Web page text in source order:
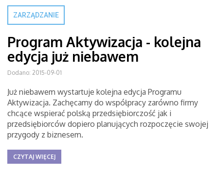
ZARZĄDZANIE
Program Aktywizacja - kolejna
edycja już niebawem
Dodano: 2015-09-01
Już niebawem wystartuje kolejna edycja Programu
Aktywizacja. Zachęcamy do współpracy zarówno firmy
chcące wspierać polską przedsiębiorczość jak i
przedsiębiorców dopiero planujących rozpoczęcie swojej
przygody z biznesem.
CZYTAJ WIĘCEJ